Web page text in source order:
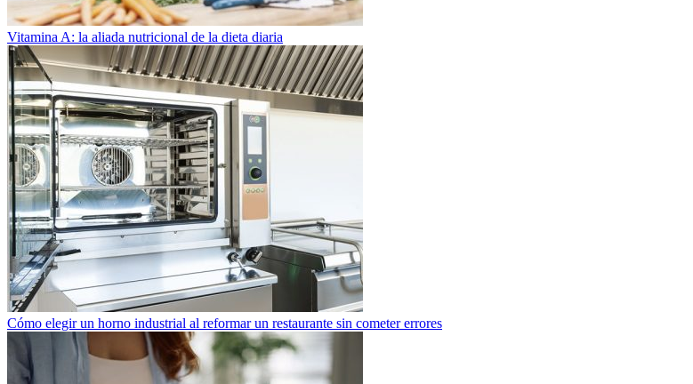
Vitamina A: la aliada nutricional de la dieta diaria
Cómo elegir un horno industrial al reformar un restaurante sin cometer errores